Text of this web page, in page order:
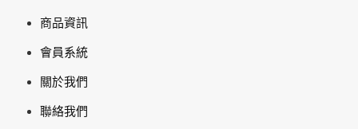
商品資訊
會員系統
關於我們
聯絡我們